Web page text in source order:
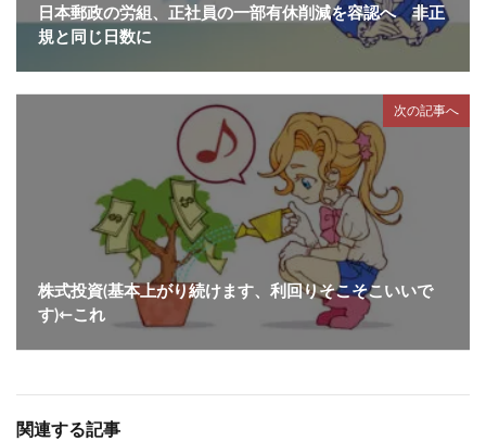
日本郵政の労組、正社員の一部有休削減を容認へ 非正
規と同じ日数に
次の記事へ
株式投資(基本上がり続けます、利回りそこそこいいで
す)⇽これ
関連する記事